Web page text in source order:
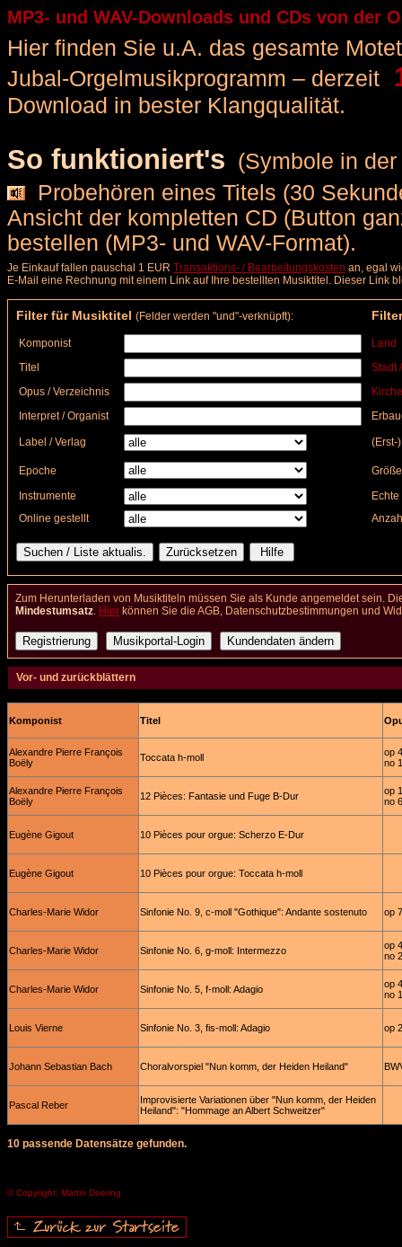
MP3- und WAV-Downloads und CDs von der
Hier finden Sie u.A. das gesamte
Jubal-Orgelmusikprogramm – derzeit
Download in bester Klangqualität.
So funktioniert's (Symbole in
Probehören eines Titels (30
Ansicht der kompletten CD (Button
bestellen (MP3- und WAV-Format).
Je Einkauf fallen pauschal 1 EUR Transaktions- / Bearbeitungskosten an, egal
E-Mail eine Rechnung mit einem Link auf Ihre bestellten Musiktitel. Dieser
Filter für Musiktitel (Felder werden "und"-verknüpft):
Komponist
Land
Titel
Stadt
Opus / Verzeichnis
Interpret / Organist
Label / Verlag (Erst-
Epoche
Instrumente
Online gestellt
Zum Herunterladen von Musiktiteln müssen Sie als Kunde angemeldet sein.
Mindestumsatz. Hier können Sie die AGB, Datenschutzbestimmungen und
Vor- und zurückblättern
Komponist Titel
Alexandre Pierre François
Boëly
Toccata h-moll
op
no
Alexandre Pierre François
Boëly
12 Pièces: Fantasie und Fuge B-Dur
op
no 6
Eugène Gigout 10 Pièces pour orgue: Scherzo E-Dur
Eugène Gigout 10 Pièces pour orgue: Toccata h-moll
Charles-Marie Widor Sinfonie No. 9, c-moll "Gothique": Andante sostenuto op
Charles-Marie Widor Sinfonie No. 6, g-moll: Intermezzo
op
no 2
Charles-Marie Widor Sinfonie No. 5, f-moll: Adagio
op
no 1
Louis Vierne Sinfonie No. 3, fis-moll: Adagio op
Johann Sebastian Bach Choralvorspiel "Nun komm, der Heiden Heiland"
Pascal Reber
Improvisierte Variationen über "Nun komm, der Heiden
Heiland": "Hommage an Albert Schweitzer"
10 passende Datensätze gefunden.
© Copyright: Martin Doering